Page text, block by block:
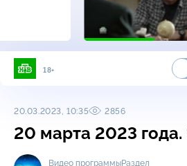
18+
20.03.2023, 10:35 2856
20 марта 2023
Видео программыРаздел